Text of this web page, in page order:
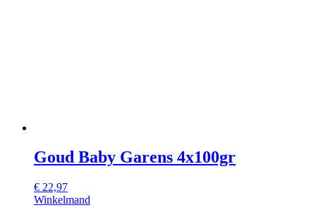
Goud Baby Garens 4x100gr
€ 22,97
Winkelmand